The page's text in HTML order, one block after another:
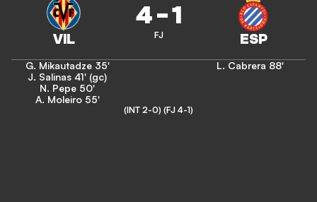
4-1
FJ
G. Mikautadze 35'
J. Salinas 41' (gc)
N. Pepe 50'
A. Moleiro 55'
L. Cabrera 88'
(INT 2-0) (FJ 4-1)